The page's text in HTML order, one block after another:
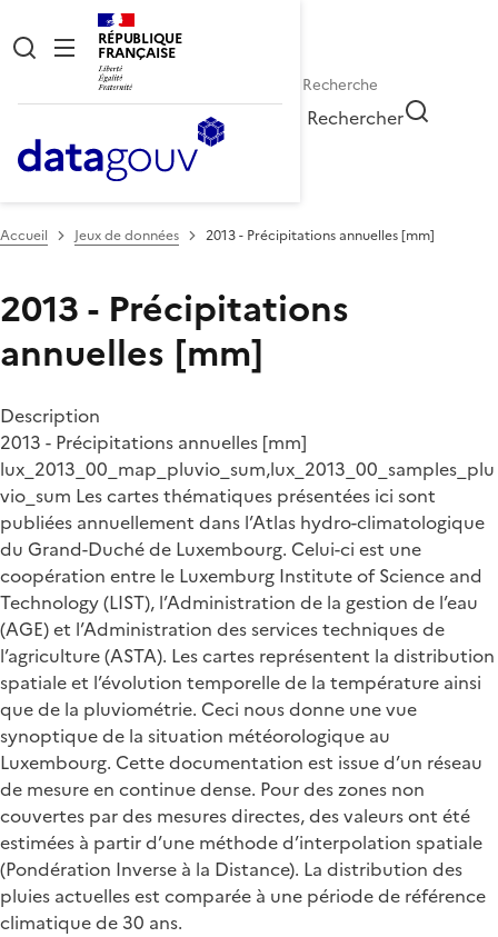
RÉPUBLIQUE
FRANÇAISE
Rechercher
Accueil Jeux de données 2013 - Précipitations annuelles [mm]
2013 - Précipitations
annuelles [mm]
Description
2013 - Précipitations annuelles [mm]
lux_2013_00_map_pluvio_sum,lux_2013_00_samples_plu
vio_sum Les cartes thématiques présentées ici sont
publiées annuellement dans l’Atlas hydro-climatologique
du Grand-Duché de Luxembourg. Celui-ci est une
coopération entre le Luxemburg Institute of Science and
Technology (LIST), l’Administration de la gestion de l’eau
(AGE) et l’Administration des services techniques de
l’agriculture (ASTA). Les cartes représentent la distribution
spatiale et l’évolution temporelle de la température ainsi
que de la pluviométrie. Ceci nous donne une vue
synoptique de la situation météorologique au
Luxembourg. Cette documentation est issue d’un réseau
de mesure en continue dense. Pour des zones non
couvertes par des mesures directes, des valeurs ont été
estimées à partir d’une méthode d’interpolation spatiale
(Pondération Inverse à la Distance). La distribution des
pluies actuelles est comparée à une période de référence
climatique de 30 ans.